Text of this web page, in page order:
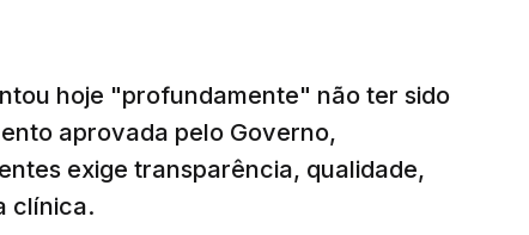
hoje "profundamente" não ter sido
aprovada pelo Governo,
exige transparência, qualidade,
clínica.